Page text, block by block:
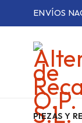
ENVÍOS
PIEZAS Y